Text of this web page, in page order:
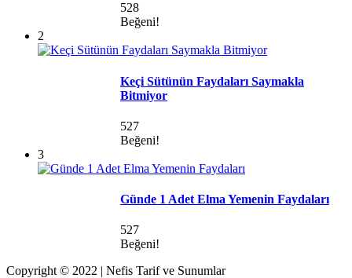
528
Beğeni!
2
Keçi Sütünün Faydaları Saymakla
Bitmiyor
527
Beğeni!
3
Günde 1 Adet Elma Yemenin Faydaları
527
Beğeni!
Copyright © 2022 | Nefis Tarif ve Sunumlar